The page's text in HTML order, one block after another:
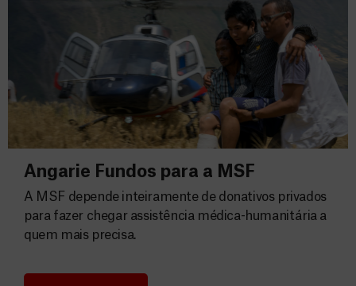
Angarie Fundos para a MSF
A MSF depende inteiramente de donativos privados
para fazer chegar assistência médica-humanitária a
quem mais precisa.